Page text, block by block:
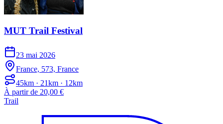
MUT Trail Festival
23 mai 2026
France, 573, France
45km · 21km · 12km
À partir de 20,00 €
Trail